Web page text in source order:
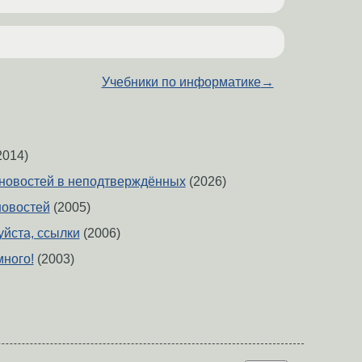
Учебники по информатике→
в неподтверждённых(2026)
(2005)
ссылки (2006)
(2003)